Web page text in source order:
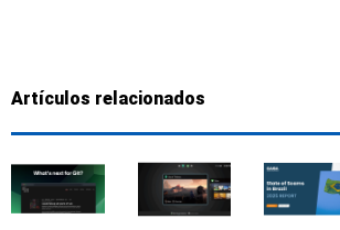
Artículos relacionados